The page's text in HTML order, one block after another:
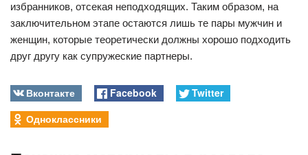
избранников, отсекая неподходящих. Таким образом, на
заключительном этапе остаются лишь те пары мужчин и
женщин, которые теоретически должны хорошо подходить
друг другу как супружеские партнеры.
Вконтакте Facebook
Twitter
Одноклассники